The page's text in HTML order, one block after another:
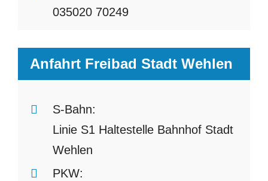
035020 70249
Anfahrt Freibad Stadt Wehlen
S-Bahn:
Linie S1 Haltestelle Bahnhof Stadt
Wehlen
PKW: